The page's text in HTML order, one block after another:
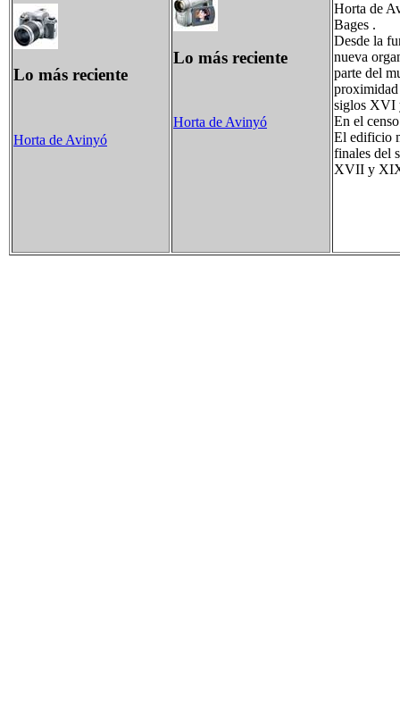
Lo más reciente
Horta de Avinyó
Lo más reciente
Horta de Avinyó
Horta de
Bages .
Desde la
nueva
parte del
proximidad
siglos
En el
El edificio
finales del
XVII y